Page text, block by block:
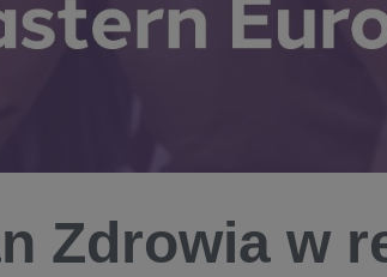
Zdrowia w